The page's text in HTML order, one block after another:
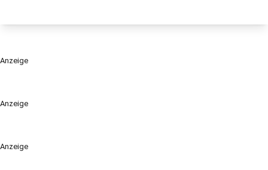
Anzeige
Anzeige
Anzeige